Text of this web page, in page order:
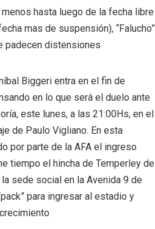
hasta luego de la fecha libre
mas de suspensión), “Falucho”
padecen distensiones
Biggeri entra en el fin de
en lo que será el duelo ante
este lunes, a las 21:00Hs, en el
de Paulo Vigliano. En esta
por parte de la AFA el ingreso
tiempo el hincha de Temperley de
sede social en la Avenida 9 de
para ingresar al estadio y